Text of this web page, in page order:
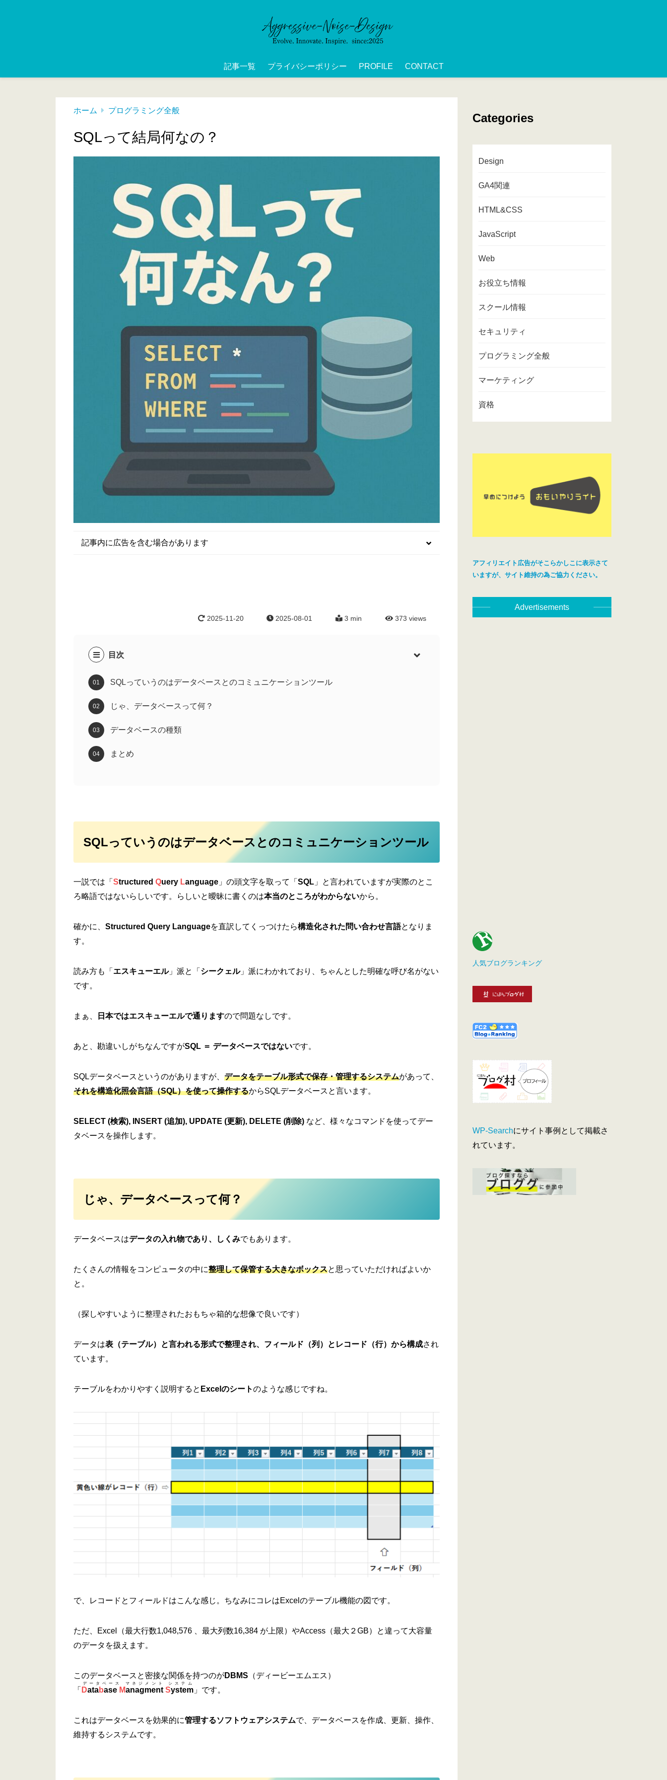
記事一覧 プライバシーポリシー PROFILE CONTACT
ホーム プログラミング全般
SQLって結局何なの？
2025-11-20 2025-08-01 3 min 373 views
記事内に広告を含む場合があります
目次
SQLっていうのはデータベースとのコミュニケーションツール
じゃ、データベースって何？
データベースの種類
まとめ
SQLっていうのはデータベースとのコミュニケーションツール
一説では「 Structured Query Language 」の頭文字を取って「 SQL 」と言われていますが実際のとこ
ろ略語ではないらしいです。らしいと曖昧に書くのは本当のところがわからないから。
確かに、 Structured Query Languageを直訳してくっつけたら構造化された問い合わせ言語となりま
す。
読み方も「 エスキューエル」派と「 シークェル」派にわかれており、ちゃんとした明確な呼び名がない
です。
まぁ、 日本ではエスキューエルで通りますので問題なしです。
あと、勘違いしがちなんですがSQL ＝ データベースではないです。
SQLデータベースというのがありますが、 データをテーブル形式で保存・管理するシステムがあって、
それを構造化照会言語（SQL）を使って操作するからSQLデータベースと言います。
SELECT (検索), INSERT (追加), UPDATE (更新), DELETE (削除) など、様々なコマンドを使ってデー
タベースを操作します。
じゃ、データベースって何？
データベースはデータの入れ物であり、しくみでもあります。
たくさんの情報をコンピュータの中に整理して保管する大きなボックスと思っていただければよいか
と。
（探しやすいように整理されたおもちゃ箱的な想像で良いです）
データは表（テーブル）と言われる形式で整理され、フィールド（列）とレコード（行）から構成され
ています。
テーブルをわかりやすく説明すると Excelのシートのような感じですね。
で、レコードとフィールドはこんな感じ。ちなみにコレはExcelのテーブル機能の図です。
ただ、Excel（最大行数1,048,576 、最大列数16,384 が上限）やAccess（最大２GB）と違って大容量
のデータを扱えます。
このデータベースと密接な関係を持つのがDBMS （ディービーエムエス）
「 Database Managment System
データベース マネジメント システム
」です。
これはデータベースを効果的に管理するソフトウェアシステムで、データベースを作成、更新、操作、
維持するシステムです。
Categories
Design
GA4関連
HTML&CSS
JavaScript
Web
お役立ち情報
スクール情報
セキュリティ
プログラミング全般
マーケティング
資格
アフィリエイト広告がそこらかしこに表示さて
いますが、サイト維持の為ご協力ください。
Advertisements
人気ブログランキング
WP-Searchにサイト事例として掲載さ
れています。